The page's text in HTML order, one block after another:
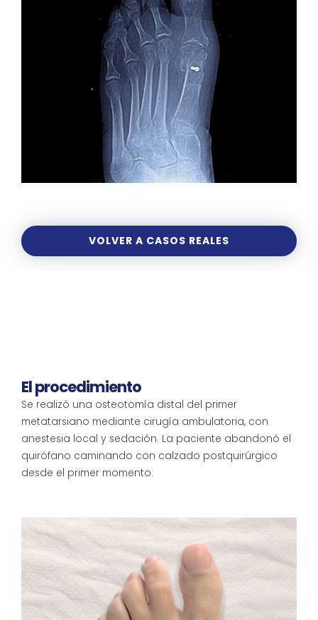
VOLVER A CASOS REALES
El procedimiento
Se realizó una osteotomía distal del primer
metatarsiano mediante cirugía ambulatoria, con
anestesia local y sedación. La paciente abandonó el
quirófano caminando con calzado postquirúrgico
desde el primer momento.